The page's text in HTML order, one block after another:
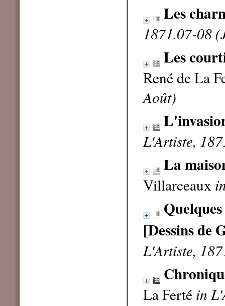
Les
1871.07-08
Les
René de La
Août)
L'Artiste,
La
Villarceaux
[Dessins de
L'Artiste,
La Ferté in